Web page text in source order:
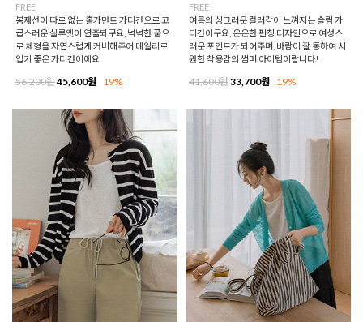
FREE
봉제선이 따로 없는 홀가먼트 가디건으로 고
급스러운 실루엣이 연출되구요, 넉넉한 품으
로 체형을 자연스럽게 커버해주어 데일리로
입기 좋은 가디건이에요
56,200원45,600원 19%
FREE
여름의 싱그러운 컬러감이 느껴지는 슬림 가
디건이구요, 은은한 펀칭 디자인으로 여성스
러운 포인트가 되어주며, 바람이 잘 통하여 시
원한 착용감의 썸머 아이템이랍니다!
41,600원33,700원 19%